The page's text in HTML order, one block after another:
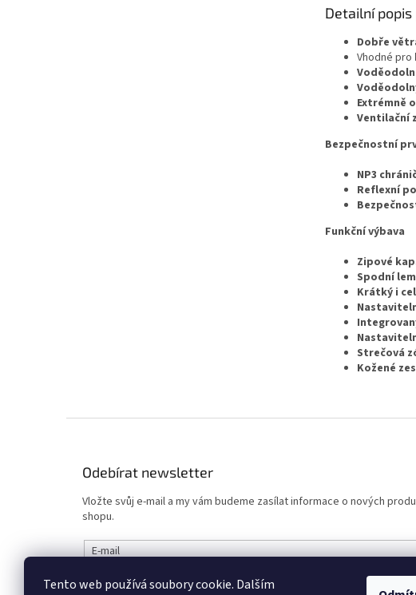
Tento web používá soubory cookie. Dalším
Detailní
Dobře
Vhodné pro
Extrémně
Ventilační
Bezpečnostní
NP3
Reflexní
Funkční výbava
Zipové
Spodní
Krátký i
Strečová
Kožené
Odebírat newsletter
Vložte svůj e-mail a my vám budeme zasílat informace o nových
shopu.
E-mail
Vložením e-mailu souhlasíte s podmínkami ochrany osobních údajů